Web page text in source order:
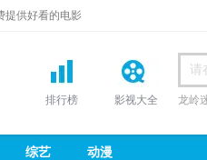
提供好看的电影
排行榜 影视大全 龙岭
综艺 动漫